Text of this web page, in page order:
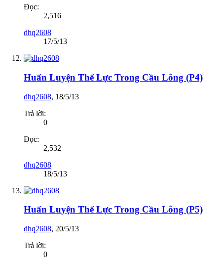
Đọc:
2,516
dhq2608
17/5/13
Huấn Luyện Thể Lực Trong Cầu Lông (P4)
dhq2608, 18/5/13
Trả lời:
0
Đọc:
2,532
dhq2608
18/5/13
Huấn Luyện Thể Lực Trong Cầu Lông (P5)
dhq2608, 20/5/13
Trả lời:
0